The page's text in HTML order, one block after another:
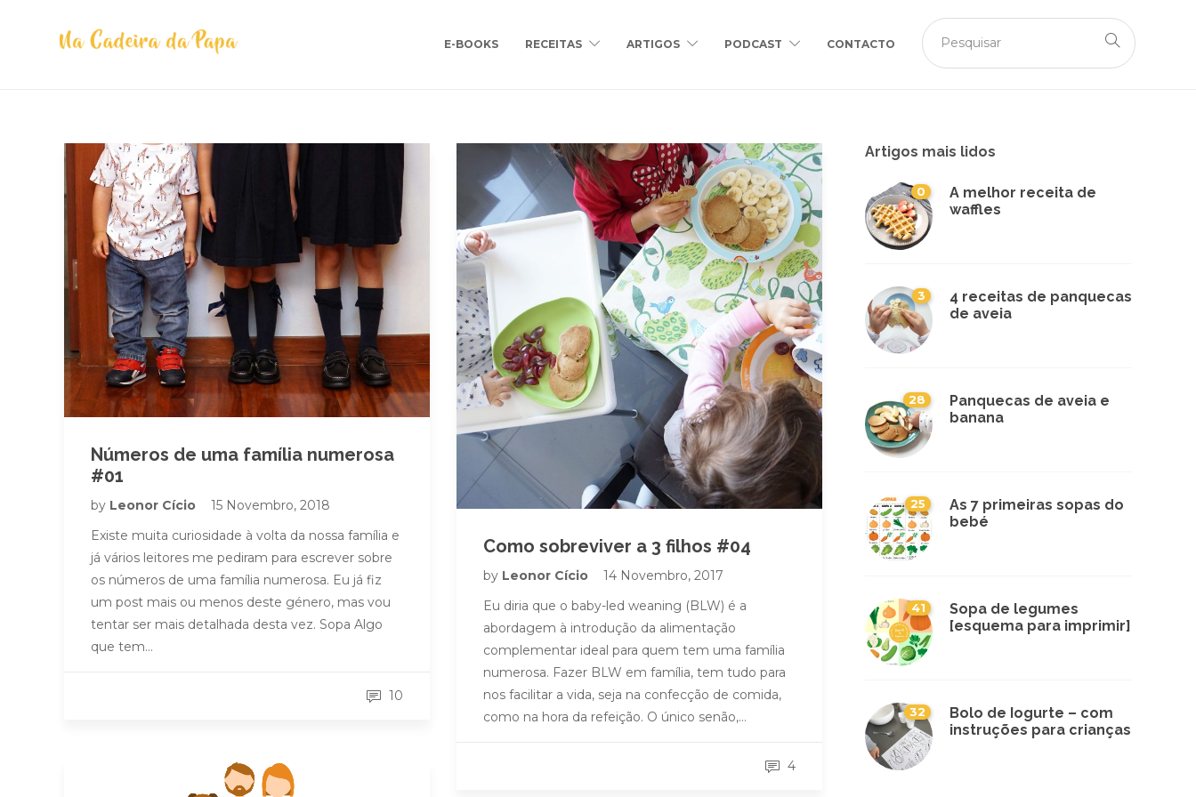
E-BOOKS RECEITAS ARTIGOS PODCAST CONTACTO
Números de uma família numerosa
#01
by Leonor Cício
15 Novembro, 2018
Existe muita curiosidade à volta da nossa família e
já vários leitores me pediram para escrever sobre
os números de uma família numerosa. Eu já fiz
um post mais ou menos deste género, mas vou
tentar ser mais detalhada desta vez. Sopa Algo
que tem…
10
Como sobreviver a 3 filhos #04
by Leonor Cício
14 Novembro, 2017
Eu diria que o baby-led weaning (BLW) é a
abordagem à introdução da alimentação
complementar ideal para quem tem uma família
numerosa. Fazer BLW em família, tem tudo para
nos facilitar a vida, seja na confecção de comida,
como na hora da refeição. O único senão,…
4
Artigos mais lidos
0
A melhor receita de
waffles
3
4 receitas de panquecas
de aveia
28
Panquecas de aveia e
banana
25
As 7 primeiras sopas do
bebé
41
Sopa de legumes
[esquema para imprimir]
32
Bolo de Iogurte – com
instruções para crianças